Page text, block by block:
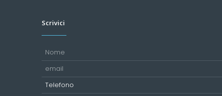
Scrivici